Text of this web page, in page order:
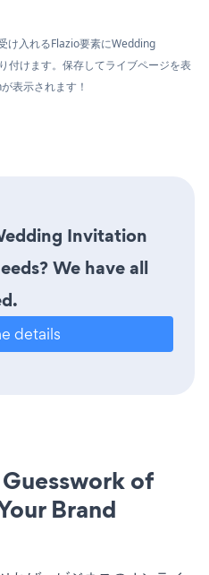
け入れるFlazio要素にWedding
付けます。保存してライブページを表
表示されます！
Invitation
We have all
details
of
Brand